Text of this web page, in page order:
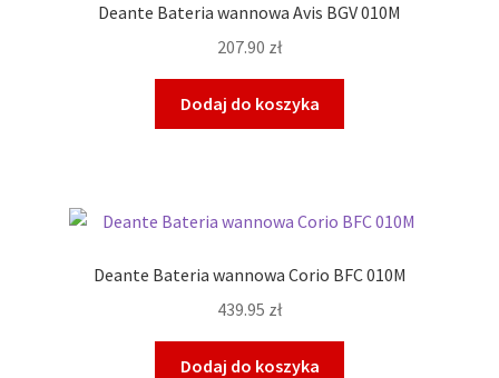
Deante Bateria wannowa Avis BGV 010M
207.90 zł
Dodaj do koszyka
Deante Bateria wannowa Corio BFC 010M
439.95 zł
Dodaj do koszyka